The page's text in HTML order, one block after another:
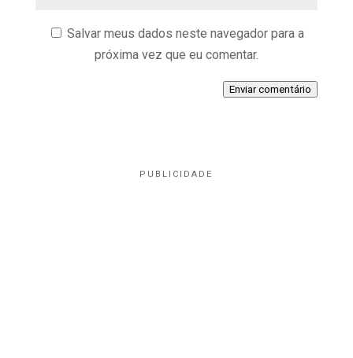
Salvar meus dados neste navegador para a
próxima vez que eu comentar.
Enviar comentário
PUBLICIDADE